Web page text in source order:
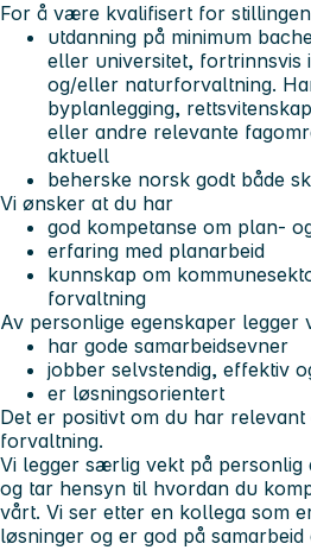
For å være kvalifisert for
utdanning på minimum
eller universitet, fortrinnsvis
og/eller naturforvaltning.
byplanlegging,
eller andre relevante
aktuell
beherske norsk godt både
Vi ønsker at du har
god kompetanse om plan-
erfaring med planarbeid
kunnskap om
forvaltning
Av personlige egenskaper legger
har gode samarbeidsevner
jobber selvstendig, effektiv
er løsningsorientert
Det er positivt om du har
forvaltning.
Vi legger særlig vekt på personlig
og tar hensyn til hvordan du
vårt. Vi ser etter en kollega som
løsninger og er god på